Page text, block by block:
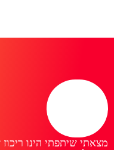
מצאתי שיתפתי הינו